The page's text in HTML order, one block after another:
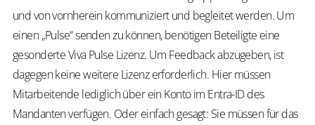
und von vornherein kommuniziert und begleitet werden. Um
einen „Pulse“ senden zu können, benötigen Beteiligte eine
gesonderte Viva Pulse Lizenz. Um Feedback abzugeben, ist
dagegen keine weitere Lizenz erforderlich. Hier müssen
Mitarbeitende lediglich über ein Konto im Entra-ID des
Mandanten verfügen. Oder einfach gesagt: Sie müssen für das